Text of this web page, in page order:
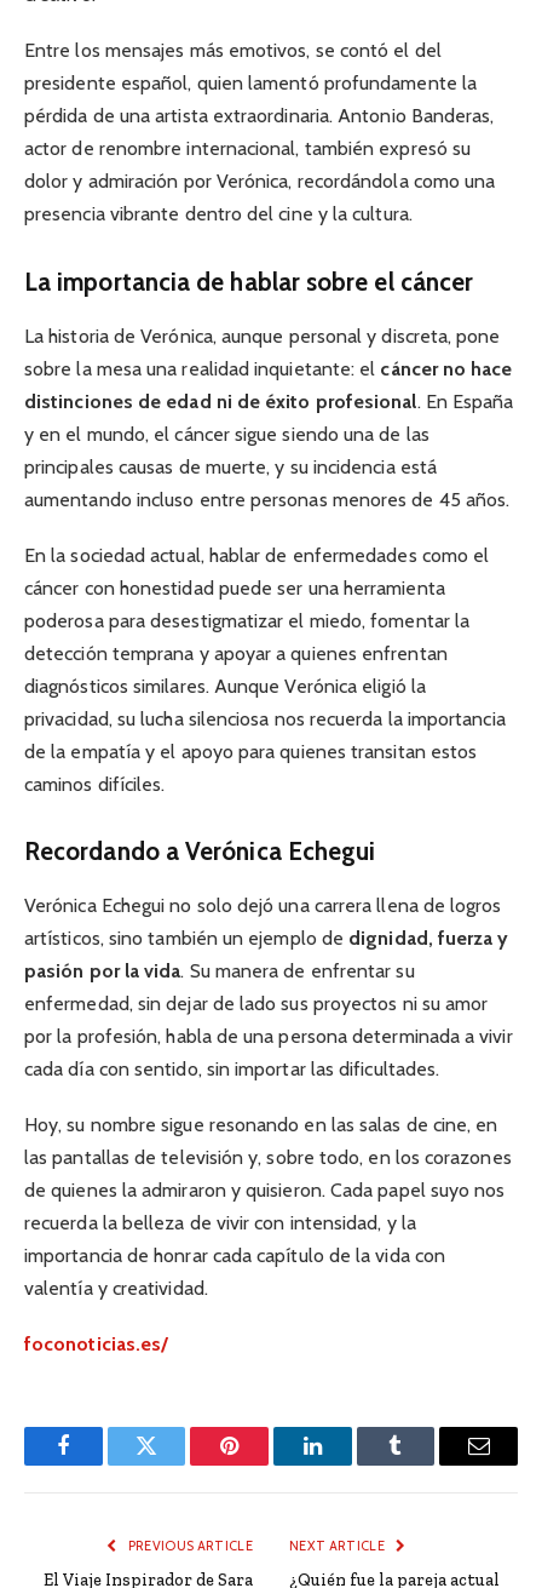
Entre los mensajes más emotivos, se contó el del
presidente español, quien lamentó profundamente la
pérdida de una artista extraordinaria. Antonio Banderas,
actor de renombre internacional, también expresó su
dolor y admiración por Verónica, recordándola como una
presencia vibrante dentro del cine y la cultura.
La importancia de hablar sobre el cáncer
La historia de Verónica, aunque personal y discreta, pone
sobre la mesa una realidad inquietante: el cáncer no hace
distinciones de edad ni de éxito profesional. En España
y en el mundo, el cáncer sigue siendo una de las
principales causas de muerte, y su incidencia está
aumentando incluso entre personas menores de 45 años.
En la sociedad actual, hablar de enfermedades como el
cáncer con honestidad puede ser una herramienta
poderosa para desestigmatizar el miedo, fomentar la
detección temprana y apoyar a quienes enfrentan
diagnósticos similares. Aunque Verónica eligió la
privacidad, su lucha silenciosa nos recuerda la importancia
de la empatía y el apoyo para quienes transitan estos
caminos difíciles.
Recordando a Verónica Echegui
Verónica Echegui no solo dejó una carrera llena de logros
artísticos, sino también un ejemplo de dignidad, fuerza y
pasión por la vida. Su manera de enfrentar su
enfermedad, sin dejar de lado sus proyectos ni su amor
por la profesión, habla de una persona determinada a vivir
cada día con sentido, sin importar las dificultades.
Hoy, su nombre sigue resonando en las salas de cine, en
las pantallas de televisión y, sobre todo, en los corazones
de quienes la admiraron y quisieron. Cada papel suyo nos
recuerda la belleza de vivir con intensidad, y la
importancia de honrar cada capítulo de la vida con
valentía y creatividad.
foconoticias.es/
FacebookTwitter Pinterest LinkedInTumblr Email
PREVIOUS ARTICLE
El Viaje Inspirador de Sara
NEXT ARTICLE
¿Quién fue la pareja actual